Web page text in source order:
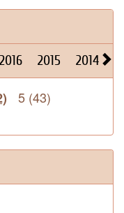
2016 2015 2014
5 (43)